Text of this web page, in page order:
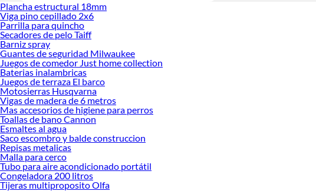
Plancha estructural 18mm
Viga pino cepillado 2x6
Parrilla para quincho
Secadores de pelo Taiff
Barniz spray
Guantes de seguridad Milwaukee
Juegos de comedor Just home collection
Baterias inalambricas
Juegos de terraza El barco
Motosierras Husqvarna
Vigas de madera de 6 metros
Mas accesorios de higiene para perros
Toallas de bano Cannon
Esmaltes al agua
Saco escombro y balde construccion
Repisas metalicas
Malla para cerco
Tubo para aire acondicionado portátil
Congeladora 200 litros
Tijeras multiproposito Olfa